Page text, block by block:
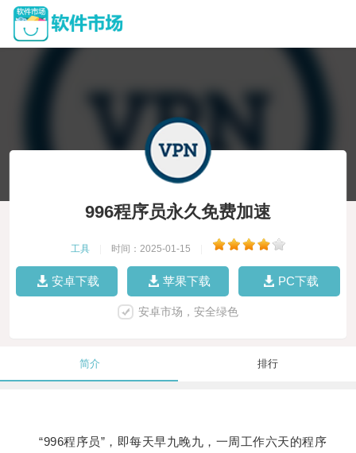
996程序员永久免费加速
工具 时间：2025-01-15
安卓下载 苹果下载 PC下载
安卓市场，安全绿色
简介 排行
“996程序员”，即每天早九晚九，一周工作六天的程序